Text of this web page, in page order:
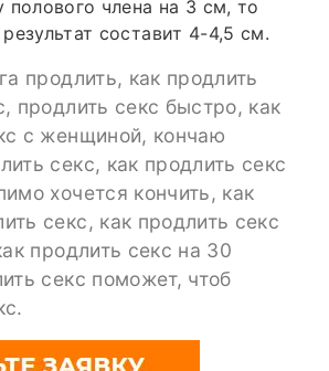
полового члена на 3 см, то
составит 4-4,5 см.
продлить, как продлить
продлить секс быстро, как
с женщиной, кончаю
секс, как продлить секс
хочется кончить, как
секс, как продлить секс
продлить секс на 30
секс поможет, чтоб